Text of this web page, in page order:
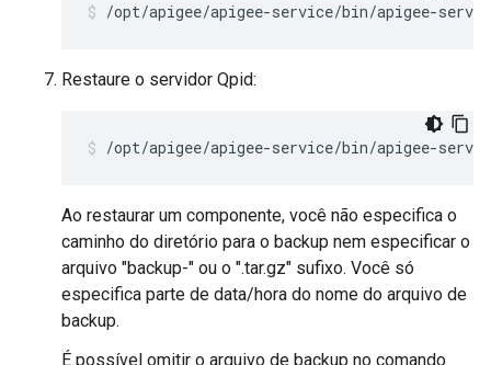
/opt/apigee/apigee-service/bin/apigee-
Restaure o servidor Qpid:
/opt/apigee/apigee-service/bin/apigee-
Ao restaurar um componente, você não especifica o
caminho do diretório para o backup nem especificar o
arquivo "backup-" ou o ".tar.gz" sufixo. Você só
especifica parte de data/hora do nome do arquivo de
backup.
É possível omitir o arquivo de backup no comando